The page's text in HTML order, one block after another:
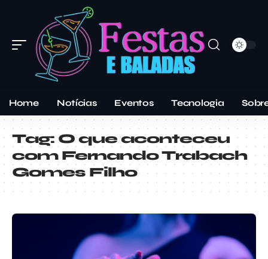
Home Notícias Eventos Tecnologia
Tag:O que aconteceu
com Fernando Trabach
Gomes Filho